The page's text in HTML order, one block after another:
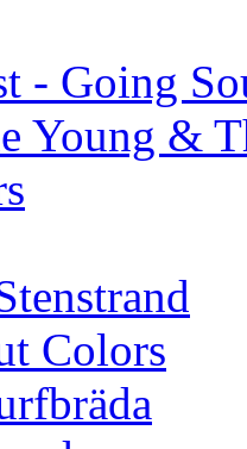
- Going
Young &
Colors